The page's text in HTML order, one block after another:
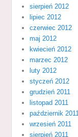
sierpień 2012
lipiec 2012
czerwiec 2012
maj 2012
kwiecień 2012
marzec 2012
luty 2012
styczeń 2012
grudzień 2011
listopad 2011
październik 2011
wrzesień 2011
sierpień 2011